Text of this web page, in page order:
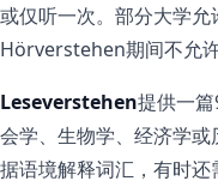
或仅听一次。部分大学
Hörverstehen期间不允
Leseverstehen提供一
会学、生物学、经济学
据语境解释词汇，有时